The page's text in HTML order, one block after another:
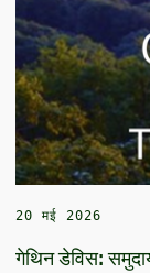
20 मई 2026
गेथिन डेविस: